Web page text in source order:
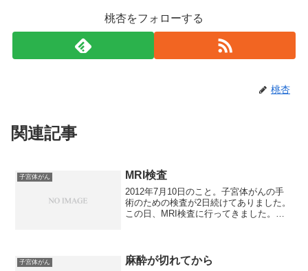
桃杏をフォローする
桃杏
関連記事
子宮体がん MRI検査
2012年7月10日のこと。子宮体がんの手
術のための検査が2日続けてありました。
この日、MRI検査に行ってきました。病
じの悪い看護師...
子宮体がん 麻酔が切れてから